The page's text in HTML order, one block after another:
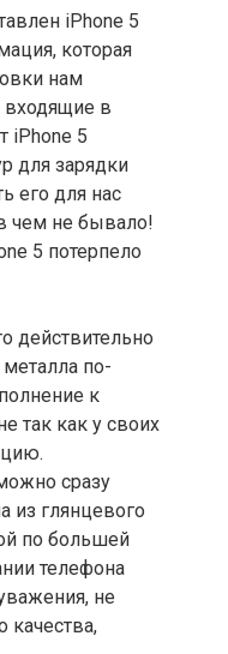
iPhone 5
которая
нам
входящие в
iPhone 5
для зарядки
его для нас
чем не бывало!
5 потерпело
действительно
по-
к
так как у своих
сразу
из глянцевого
по большей
телефона
не
качества,